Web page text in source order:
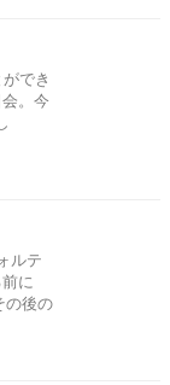
でき
。今
ルテ
に
の後の